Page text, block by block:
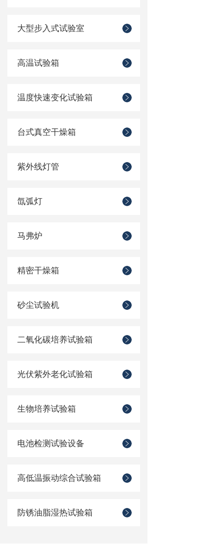
大型步入式试验室
高温试验箱
温度快速变化试验箱
台式真空干燥箱
紫外线灯管
氙弧灯
马弗炉
精密干燥箱
砂尘试验机
二氧化碳培养试验箱
光伏紫外老化试验箱
生物培养试验箱
电池检测试验设备
高低温振动综合试验箱
防锈油脂湿热试验箱